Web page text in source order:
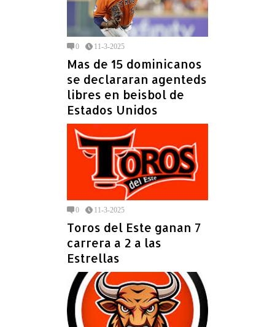
0 11-3-2025
Mas de 15 dominicanos
se declararan agenteds
libres en beisbol de
Estados Unidos
0 11-3-2025
Toros del Este ganan 7
carrera a 2 a las
Estrellas